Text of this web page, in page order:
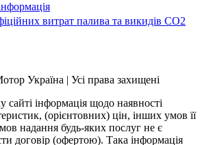
витрат палива та викидів СО2
Україна | Усі права захищені
сайті інформація щодо наявності
(орієнтовних) цін, інших умов її
надання будь-яких послуг не є
договір (офертою). Така інформація